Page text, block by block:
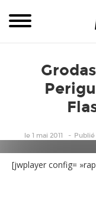
le 1 mai 2011 Publié
[jwplayer config=